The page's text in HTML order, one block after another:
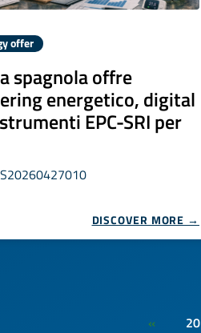
offer
spagnola offre
energetico, digital
EPC-SRI per
DISCOVER MORE →
« 20